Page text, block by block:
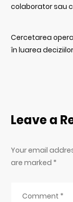
colaborator sau
Cercetarea
în luarea deciziilor
Leave a
Your email
are marked *